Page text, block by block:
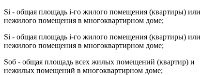
Si - общая площадь i-го жилого помещения (квартиры) или
нежилого помещения в многоквартирном доме;
Si - общая площадь i-го жилого помещения (квартиры) или
нежилого помещения в многоквартирном доме;
Sоб - общая площадь всех жилых помещений (квартир) и
нежилых помещений в многоквартирном доме;